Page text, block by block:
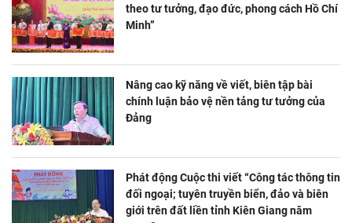
theo tư tưởng, đạo đức, phong cách Hồ Chí
Minh”
Nâng cao kỹ năng về viết, biên tập bài
chính luận bảo vệ nền tảng tư tưởng của
Đảng
Phát động Cuộc thi viết “Công tác thông tin
đối ngoại; tuyên truyền biển, đảo và biên
giới trên đất liền tỉnh Kiên Giang năm